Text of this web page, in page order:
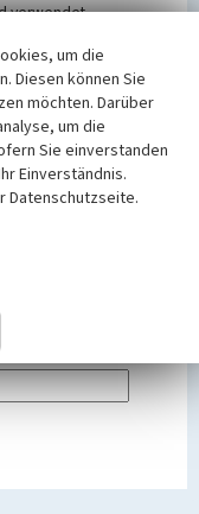
verwendet.
der Vorschriften des
NRW und der seit
bitte unsere
aus der
um die
Diesen können Sie
möchten. Darüber
um die
Sie einverstanden
Einverständnis.
Datenschutzseite.